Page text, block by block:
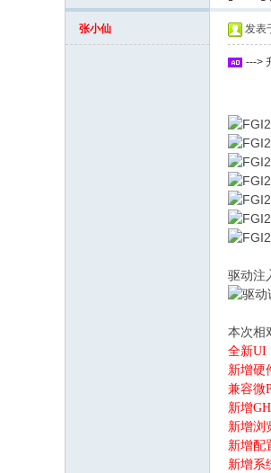
论
坛
张小仙 发表
--->
驱动注
本次相
全新UI
新增硬
兼容微
新增
新增浏
新增配
新增系